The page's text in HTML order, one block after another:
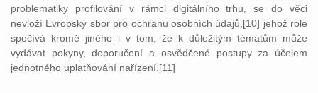
problematiky profilování v rámci digitálního trhu, se do věci
nevloží Evropský sbor pro ochranu osobních údajů,[10] jehož role
spočívá kromě jiného i v tom, že k důležitým tématům může
vydávat pokyny, doporučení a osvědčené postupy za účelem
jednotného uplatňování nařízení.[11]